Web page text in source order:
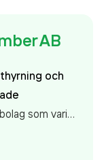
AB
och
som varit
(2024).